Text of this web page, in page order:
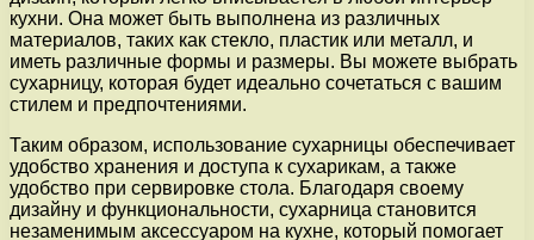
кухни. Она может быть выполнена из различных
материалов, таких как стекло, пластик или металл, и
иметь различные формы и размеры. Вы можете выбрать
сухарницу, которая будет идеально сочетаться с вашим
стилем и предпочтениями.
Таким образом, использование сухарницы обеспечивает
удобство хранения и доступа к сухарикам, а также
удобство при сервировке стола. Благодаря своему
дизайну и функциональности, сухарница становится
незаменимым аксессуаром на кухне, который помогает